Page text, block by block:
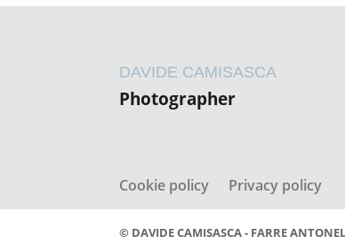
DAVIDE CAMISASCA
Photographer
Cookie policy Privacy policy
© DAVIDE CAMISASCA - FARRE